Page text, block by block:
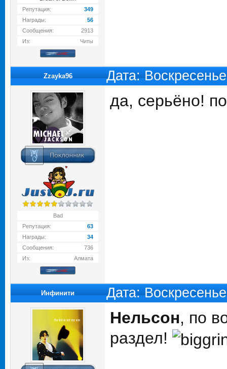
Репутация:
349
Награды:
56
Сообщения:
2913
Из:
Читы
Zzayka96 Дата:
Bad
Репутация:
63
Награды:
34
Сообщения:
736
Из:
Алмата
да, серьёно!
Инфинити Дата:
Нельсон, по
раздел!